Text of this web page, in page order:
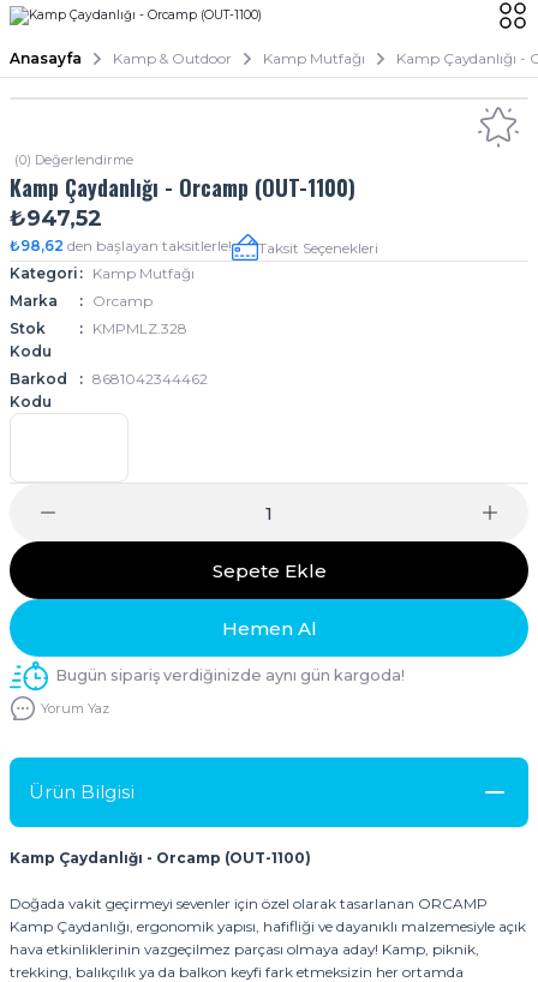
Anasayfa Kamp & Outdoor Kamp Mutfağı Kamp Çaydanlığı -
(0) Değerlendirme
Kamp Çaydanlığı - Orcamp (OUT-1100)
₺947,52
₺98,62 den başlayan taksitlerle!
Taksit Seçenekleri
Kategori
Kamp Mutfağı
Marka
Orcamp
Stok
Kodu
KMPMLZ.328
Barkod
Kodu
8681042344462
Sepete Ekle
Hemen Al
Bugün sipariş verdiğinizde aynı gün kargoda!
Yorum Yaz
Ürün Bilgisi
Kamp Çaydanlığı - Orcamp (OUT-1100)
Doğada vakit geçirmeyi sevenler için özel olarak tasarlanan ORCAMP
Kamp Çaydanlığı, ergonomik yapısı, hafifliği ve dayanıklı malzemesiyle açık
hava etkinliklerinin vazgeçilmez parçası olmaya aday! Kamp, piknik,
trekking, balıkçılık ya da balkon keyfi fark etmeksizin her ortamda